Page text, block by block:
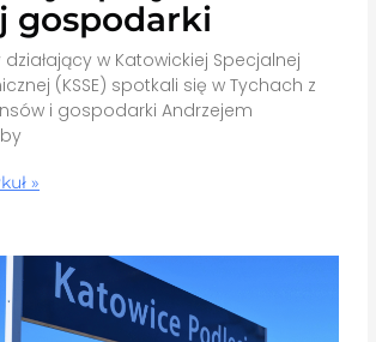
gospodarki
w Katowickiej Specjalnej
(KSSE) spotkali się w Tychach z
i gospodarki Andrzejem
»